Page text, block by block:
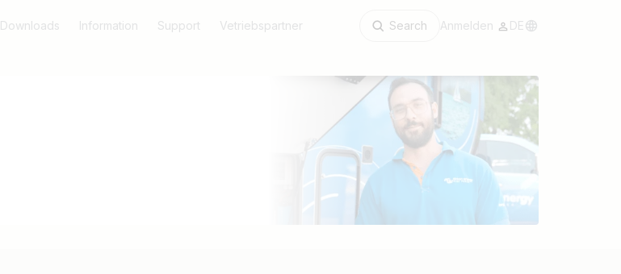
Downloads Information Support Vetriebspartner Search Anmelden DE